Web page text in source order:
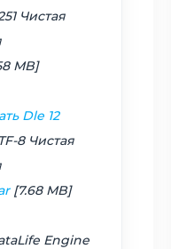
Чистая
MB]
Dle 12
8 Чистая
[7.68 MB]
Engine